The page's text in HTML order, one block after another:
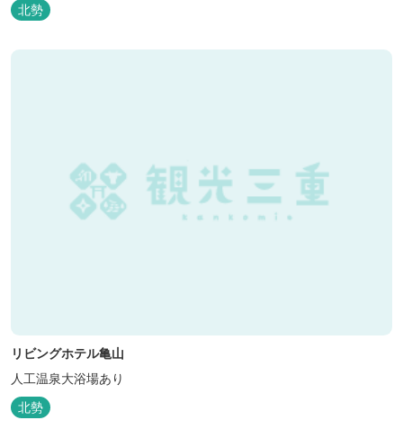
北勢
リビングホテル亀山
人工温泉大浴場あり
北勢